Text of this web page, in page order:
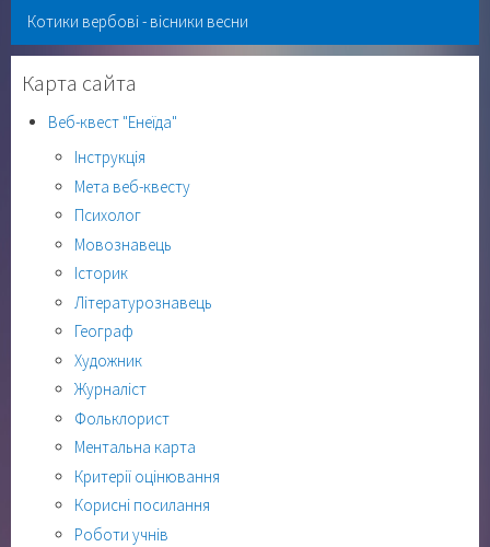
Котики вербові - вісники весни
Карта сайта
Веб-квест "Енеїда"
Інструкція
Мета веб-квесту
Психолог
Мовознавець
Історик
Літературознавець
Географ
Художник
Журналіст
Фольклорист
Ментальна карта
Критерії оцінювання
Корисні посилання
Роботи учнів